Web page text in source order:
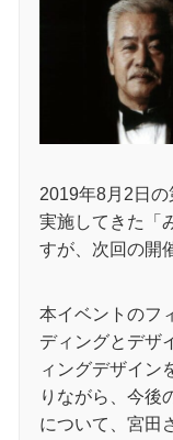
2019年8月2日
実施してきた「
すが、次回の開
本イベントのフ
ディングとデザ
ィングデザイン
りながら、今後
について、宮田